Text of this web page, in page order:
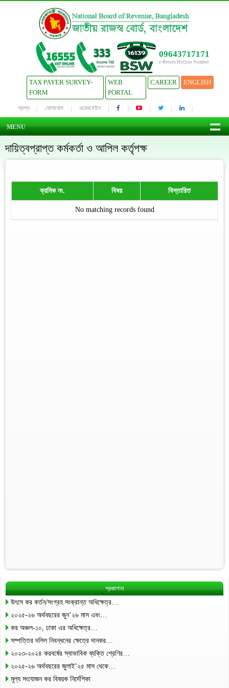
09643717171
e-Return Hotline Number
TAX PAYER SURVEY-
FORM
WEB
PORTAL
CAREER ENGLISH
প্রশ্ন যোগাযোগ ওয়েবমেইল
MENU
দায়িত্বপ্রাপ্ত কর্মকর্তা ও আপিল কর্তৃপক্ষ
ক্রমিক নং. বিষয় বিস্তারিত
No matching records found
প্রকাশনা
উৎসে কর কর্তন/সংগ্রহ সংক্রান্ত অধিক্ষেত্র…
২০২৫-২৬ অর্থবছরের জুন’২৬ মাস এবং…
কর অঞ্চল-১০, ঢাকা এর অধিক্ষেত্র…
সম্পত্তির দলিল নিবন্ধনের ক্ষেত্রে দানকর…
২০২৩-২০২৪ করবর্ষের স্বাভাবিক ব্যক্তি শ্রেণির…
২০২৫-২৬ অর্থবছরের জুলাই’২৫ মাস থেকে…
মূল্য সংযোজন কর বিষয়ক নির্দেশিকা